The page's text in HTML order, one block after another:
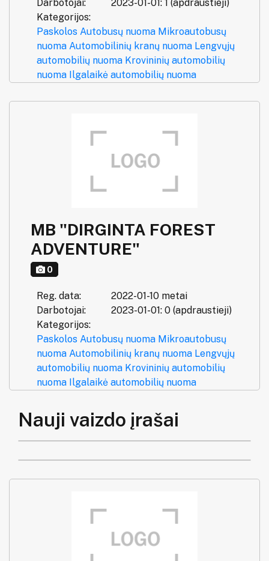
Darbotojai:
2023-01-01: 1 (apdraustieji)
Kategorijos:
Paskolos Autobusų nuoma Mikroautobusų
nuoma Automobilinių kranų nuoma Lengvųjų
automobilių nuoma Krovininių automobilių
nuoma Ilgalaikė automobilių nuoma
MB "DIRGINTA FOREST
ADVENTURE"
0
Reg. data:
2022-01-10 metai
Darbotojai:
2023-01-01: 0 (apdraustieji)
Kategorijos:
Paskolos Autobusų nuoma Mikroautobusų
nuoma Automobilinių kranų nuoma Lengvųjų
automobilių nuoma Krovininių automobilių
nuoma Ilgalaikė automobilių nuoma
Nauji vaizdo įrašai